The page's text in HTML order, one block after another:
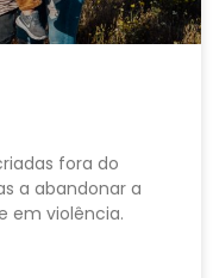
fora do
a abandonar a
em violência.